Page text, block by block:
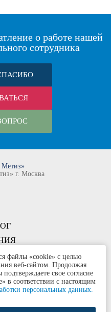
о работе нашей
сотрудника
г. Москва
2000-2026
файлы «cookie» с целью
веб-сайтом. Продолжая
свое согласие
в соответствии с настоящим
персональных данных.